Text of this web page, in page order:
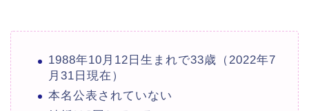
1988年10月12日生まれで33歳（2022年7
月31日現在）
本名公表されていない